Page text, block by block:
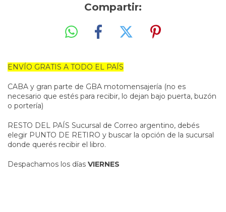
Compartir:
ENVÍO GRATIS A TODO EL PAÍS
CABA y gran parte de GBA motomensajería (no es
necesario que estés para recibir, lo dejan bajo puerta, buzón
o portería)
RESTO DEL PAÍS Sucursal de Correo argentino, debés
elegir PUNTO DE RETIRO y buscar la opción de la sucursal
donde querés recibir el libro.
Despachamos los días VIERNES